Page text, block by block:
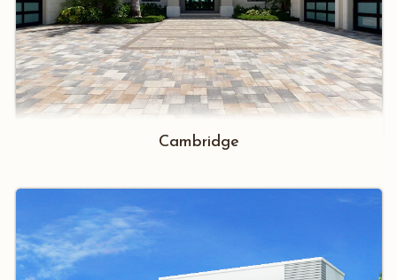
Cambridge